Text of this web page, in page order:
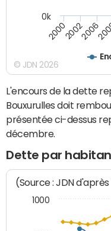
200020022006
0k
© JDN 2026
L'encours de la dette
Bouxurulles doit
présentée ci-dessus
décembre.
Dette par
(Source : JDN
1000